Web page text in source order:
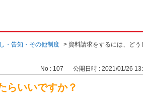
・告知・その他制度 > 資料請求をするには、どう
No : 107 公開日時 : 2021/01/26
らいいですか？